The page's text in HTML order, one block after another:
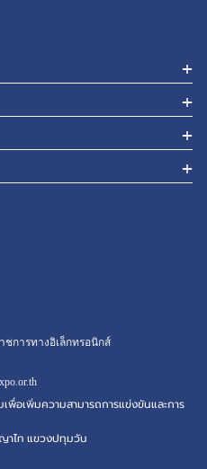
ชการทางอิเล็กทรอนิกส์
พื่อเพิ่มความสามารถการแข่งขันและการ
าไท แขวงปทุมวัน